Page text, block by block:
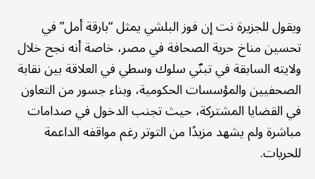
ويقول للجزيرة نت إن فوز البلشي يمثل “بارقة أمل” في
تحسين مناخ حرية الصحافة في مصر، خاصة أنه نجح خلال
ولايته السابقة في تبنّي سلوك وسطي في العلاقة بين نقابة
الصحفيين والمؤسسات الحكومية، وبناء جسور من التعاون
في القضايا المشتركة، حيث تجنب الدخول في صدامات
مباشرة ولم يشهد مزيدًا من التوتر رغم مواقفه الداعمة
للحريات.